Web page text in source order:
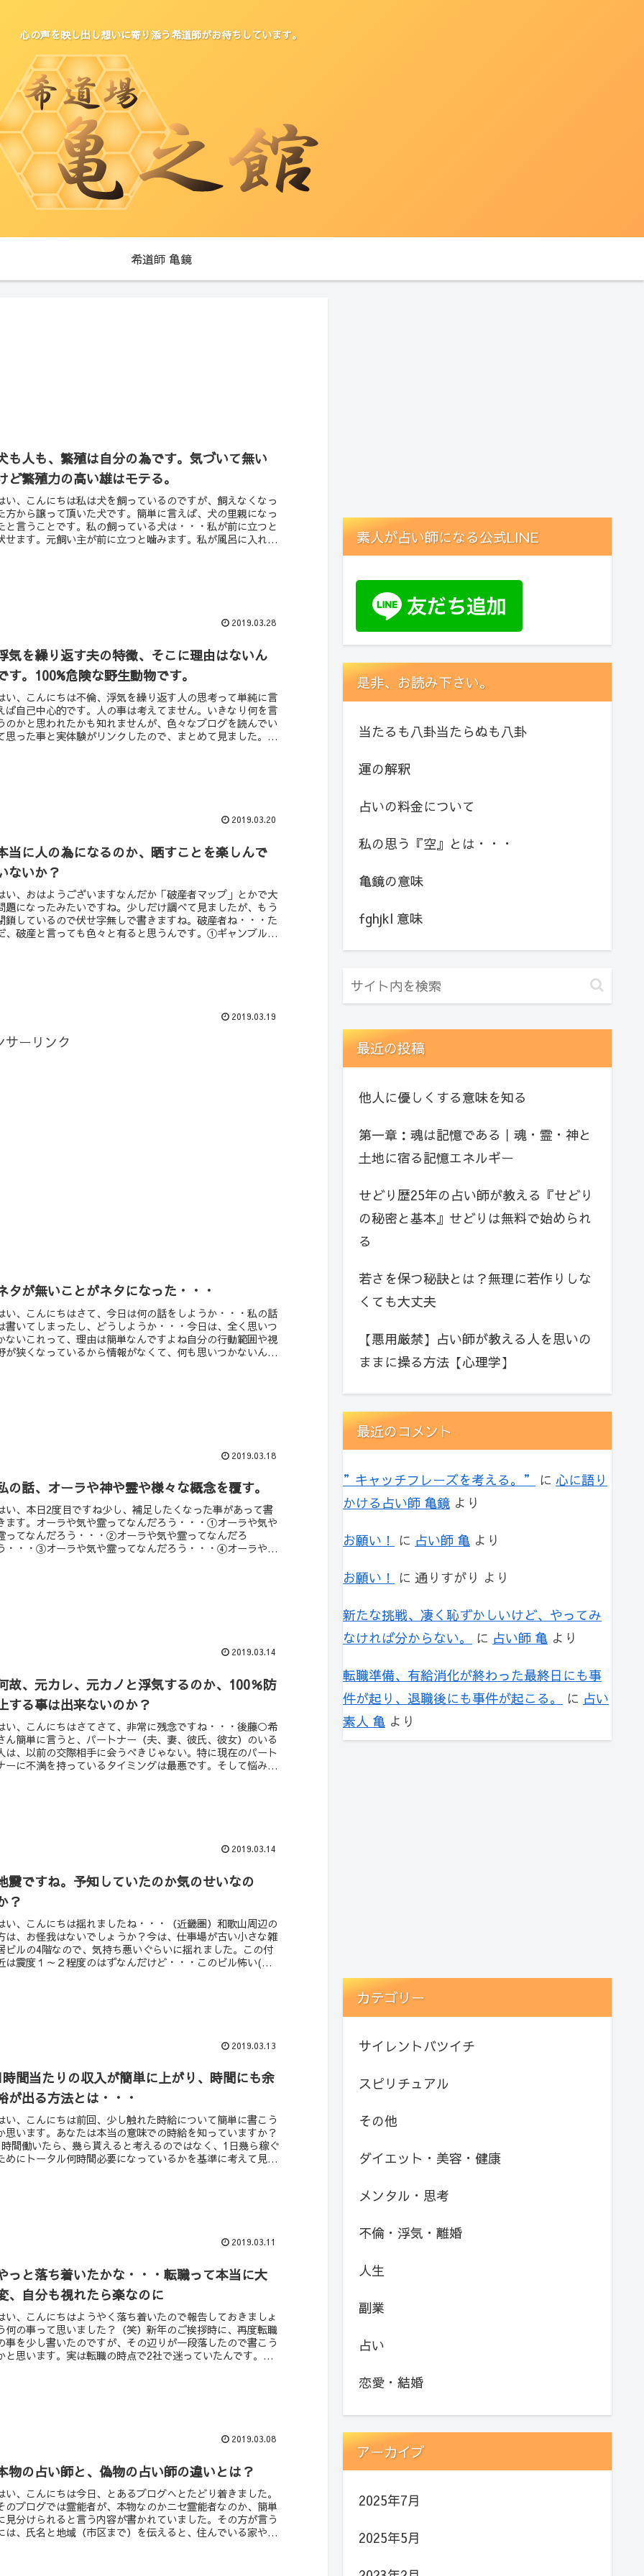
心の声を映し出し想いに寄り添う希道師がお待ちしています。
希道師 亀鏡
も人も、繁殖は自分の為です。気づいて無い
ど繁殖力の高い雄はモテる。
い、こんにちは私は犬を飼っているのですが、飼えなくなっ
方から譲って頂いた犬です。簡単に言えば、犬の里親になっ
と言うことです。私の飼っている犬は・・・私が前に立つと
せます。元飼い主が前に立つと噛みます。私が風呂に入れる
2019.03.28
気を繰り返す夫の特徴、そこに理由はないん
す。100%危険な野生動物です。
い、こんにちは不倫、浮気を繰り返す人の思考って単純に言
ば自己中心的です。人の事は考えてません。いきなり何を言
のかと思われたかも知れませんが、色々なブログを読んでい
思った事と実体験がリンクしたので、まとめて見ました。・
2019.03.20
当に人の為になるのか、晒すことを楽しんで
ないか？
い、おはようございますなんだか「破産者マップ」とかで大
題になったみたいですね。少しだけ調べて見ましたが、もう
鎖しているので伏せ字無しで書きますね。破産者ね・・・た
、破産と言っても色々と有ると思うんです。①ギャンブルな
2019.03.19
サーリンク
タが無いことがネタになった・・・
い、こんにちはさて、今日は何の話をしようか・・・私の話
書いてしまったし、どうしようか・・・今日は、全く思いつ
ないこれって、理由は簡単なんですよね自分の行動範囲や視
が狭くなっているから情報がなくて、何も思いつかないんで
2019.03.18
の話、オーラや神や霊や様々な概念を覆す。
い、本日2度目ですね少し、補足したくなった事があって書
ます。オーラや気や霊ってなんだろう・・・①オーラや気や
ってなんだろう・・・②オーラや気や霊ってなんだろ
・・・③オーラや気や霊ってなんだろう・・・④オーラや気
2019.03.14
故、元カレ、元カノと浮気するのか、100％防
する事は出来ないのか？
い、こんにちはさてさて、非常に残念ですね・・・後藤○希
ん簡単に言うと、パートナー（夫、妻、彼氏、彼女）のいる
は、以前の交際相手に会うべきじゃない。特に現在のパート
ーに不満を持っているタイミングは最悪です。そして悩みを
2019.03.14
震ですね。予知していたのか気のせいなの
？
い、こんにちは揺れましたね・・・（近畿圏）和歌山周辺の
は、お怪我はないでしょうか？今は、仕事場が古い小さな雑
ビルの4階なので、気持ち悪いぐらいに揺れました。この付
は震度１～２程度のはずなんだけど・・・このビル怖い(笑)
2019.03.13
間当たりの収入が簡単に上がり、時間にも余
が出る方法とは・・・
い、こんにちは前回、少し触れた時給について簡単に書こう
思います。あなたは本当の意味での時給を知っていますか？
間働いたら、幾ら貰えると考えるのではなく、1日幾ら稼ぐ
めにトータル何時間必要になっているかを基準に考えて見て
2019.03.11
っと落ち着いたかな・・・転職って本当に大
、自分も視れたら楽なのに
い、こんにちはようやく落ち着いたので報告しておきましょ
何の事って思いました？（笑）新年のご挨拶時に、再度転職
事を少し書いたのですが、その辺りが一段落したので書こう
と思います。実は転職の時点で2社で迷っていたんです。A
2019.03.08
物の占い師と、偽物の占い師の違いとは？
い、こんにちは今日、とあるブログへとたどり着きました。
のブログでは霊能者が、本物なのかニセ霊能者なのか、簡単
見分けられると言う内容が書かれていました。その方が言う
は、氏名と地域（市区まで）を伝えると、住んでいる家や近
素人が占い師になる公式LINE
是非、お読み下さい。
当たるも八卦当たらぬも八卦
運の解釈
占いの料金について
私の思う『空』とは・・・
亀鏡の意味
fghjkl 意味
最近の投稿
他人に優しくする意味を知る
第一章：魂は記憶である｜魂・霊・神と
土地に宿る記憶エネルギー
せどり歴25年の占い師が教える『せどり
の秘密と基本』せどりは無料で始められ
る
若さを保つ秘訣とは？無理に若作りしな
くても大丈夫
【悪用厳禁】占い師が教える人を思いの
ままに操る方法【心理学】
最近のコメント
”キャッチフレーズを考える。” に 心に語り
かける占い師 亀鏡 より
お願い！ に 占い師 亀 より
お願い！ に 通りすがり より
新たな挑戦、凄く恥ずかしいけど、やってみ
なければ分からない。
に 占い師 亀 より
転職準備、有給消化が終わった最終日にも事
件が起り、退職後にも事件が起こる。
に 占い
素人 亀 より
カテゴリー
サイレントバツイチ
スピリチュアル
その他
ダイエット・美容・健康
メンタル・思考
不倫・浮気・離婚
人生
副業
占い
恋愛・結婚
アーカイブ
2025年7月
2025年5月